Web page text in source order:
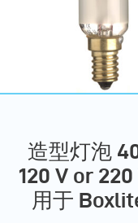
造型灯泡
120 V or 220
用于